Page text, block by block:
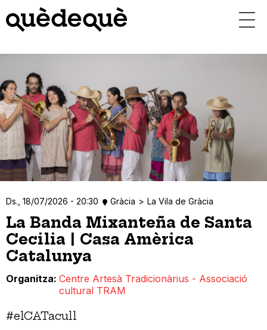
contingut
Ds., 18/07/2026 - 20:30 Gràcia La Vila de Gràcia
La Banda Mixanteña de Santa
Cecilia | Casa Amèrica
Catalunya
Organitza Centre Artesà Tradicionàrius - Associació
cultural TRAM
#elCATacull